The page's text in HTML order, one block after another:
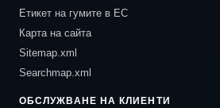
Етикет на гумите в ЕС
Карта на сайта
Sitemap.xml
Searchmap.xml
ОБСЛУЖВАНЕ НА КЛИЕНТИ